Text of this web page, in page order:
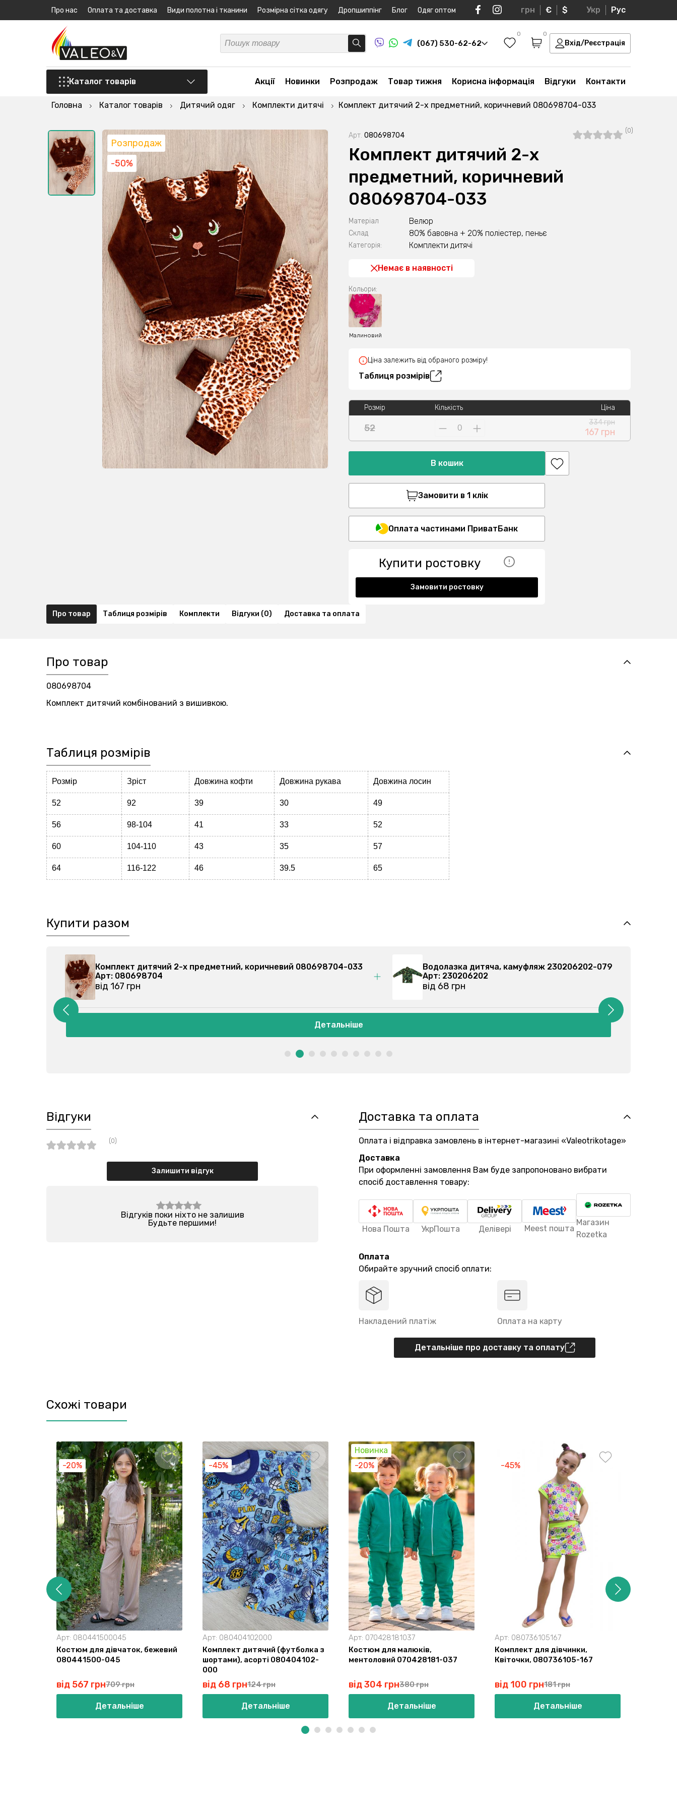
Про нас Оплата та доставка Види полотна і тканини Розмірна сітка одягу Дропшиппінг Блог Одяг оптом грн € $ Укр Рус
(067) 530-62-62
0 0
Вхід/Реєстрація
Каталог товарів Акції Новинки Розпродаж Товар тижня Корисна інформація Відгуки Контакти
Головна Каталог товарів Дитячий одяг Комплекти дитячі Комплект дитячий 2-х предметний, коричневий 080698704-033
Розпродаж
-50%
Арт. 080698704
(0)
Комплект дитячий 2-х
предметний, коричневий
080698704-033
Матеріал Велюр
Склад 80% бавовна + 20% поліестер, пеньє
Категорія: Комплекти дитячі
Немає в наявності
Кольори:
Малиновий
Ціна залежить від обраного розміру!
Таблиця розмірів
Розмір
52
Кількість
Ціна
334 грн
167 грн
В кошик
Замовити в 1 клік
Оплата частинами ПриватБанк
Купити ростовку
Замовити ростовку
Про товар Таблиця розмірів Комплекти Відгуки (0) Доставка та оплата
Про товар
080698704
Комплект дитячий комбінований з вишивкою.
Таблиця розмірів
Розмір Зріст Довжина кофти Довжина рукава Довжина лосин
52 92 39 30 49
56 98-104 41 33 52
60 104-110 43 35 57
64 116-122 46 39.5 65
Купити разом
230206202-079
Комплект дитячий 2-х предметний, коричневий 080698704-033
Арт: 080698704
Водолазка дитяча, сірий меланж 230206205-
Арт: 230206205
Відгуки
(0)
Залишити відгук
Відгуків поки ніхто не залишив
Будьте першими!
Доставка та оплата
Оплата і відправка замовлень в інтернет-магазині «Valeotrikotage»
Доставка
При оформленні замовлення Вам буде запропоновано вибрати
спосіб доставлення товару:
Нова Пошта УкрПошта Делівері Meest пошта
Магазин
Rozetka
Оплата
Обирайте зручний спосіб оплати:
Накладений платіж Оплата на карту
Детальніше про доставку та оплату
Схожі товари
-20%
Арт: 080441500045
Костюм для дівчаток, бежевий
080441500-045
від 567 грн709 грн
Детальніше
-45%
Арт: 080404102000
Комплект дитячий (футболка з
шортами), асорті 080404102-
000
від 68 грн124 грн
Детальніше
Новинка
-20%
Арт: 070428181037
Костюм для малюків,
ментоловий 070428181-037
від 304 грн380 грн
Детальніше
-45%
Арт: 080736105167
Комплект для дівчинки,
Квіточки, 080736105-167
від 100 грн181 грн
Детальніше